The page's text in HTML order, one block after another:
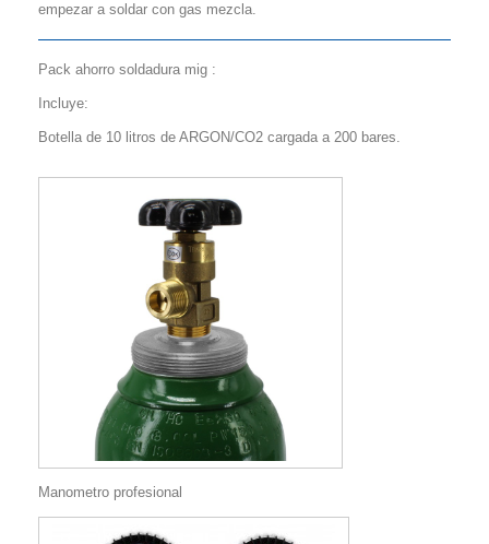
empezar a soldar con gas mezcla.
Pack ahorro soldadura mig :
Incluye:
Botella de 10 litros de ARGON/CO2 cargada a 200 bares.
Manometro profesional